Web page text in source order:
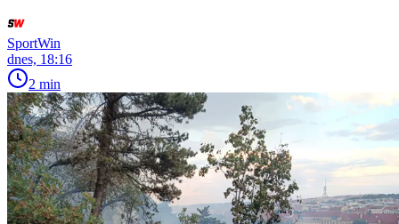
SportWin
dnes, 18:16
2 min